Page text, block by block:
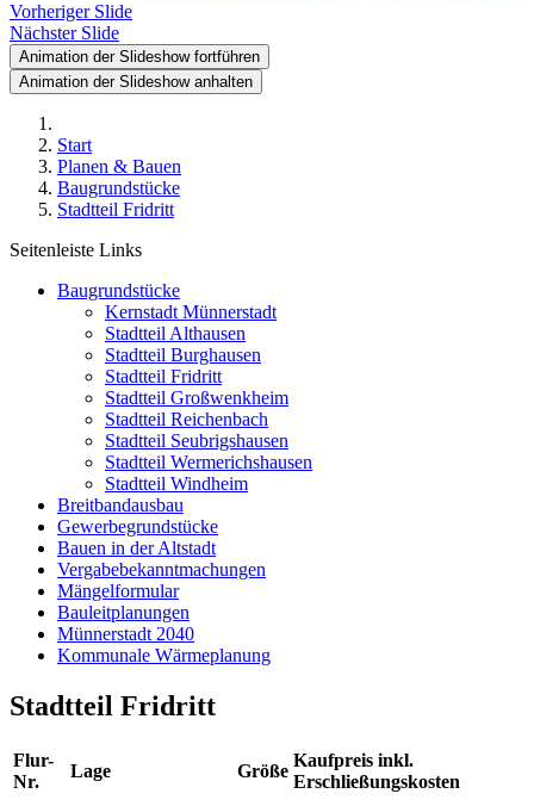
Vorheriger Slide
Nächster Slide
Animation der Slideshow fortführen
Animation der Slideshow anhalten
Start
Planen & Bauen
Baugrundstücke
Stadtteil Fridritt
Seitenleiste Links
Baugrundstücke
Kernstadt Münnerstadt
Stadtteil Althausen
Stadtteil Burghausen
Stadtteil Fridritt
Stadtteil Großwenkheim
Stadtteil Reichenbach
Stadtteil Seubrigshausen
Stadtteil Wermerichshausen
Stadtteil Windheim
Breitbandausbau
Gewerbegrundstücke
Bauen in der Altstadt
Vergabebekanntmachungen
Mängelformular
Bauleitplanungen
Münnerstadt 2040
Kommunale Wärmeplanung
Stadtteil Fridritt
Flur-
Nr.
Lage Größe
Kaufpreis inkl.
Erschließungskosten